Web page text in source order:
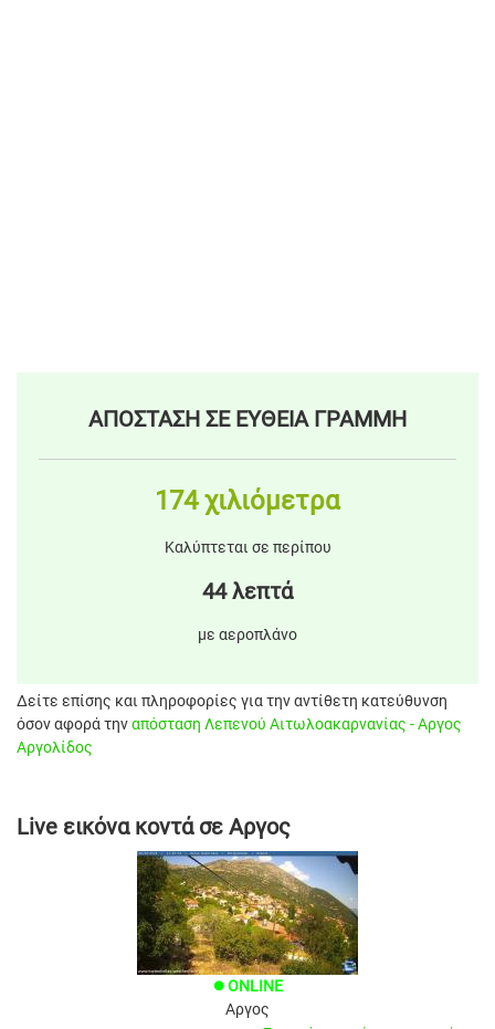
ΑΠΟΣΤΑΣΗ ΣΕ ΕΥΘΕΙΑ ΓΡΑΜΜΗ
174 χιλιόμετρα
Καλύπτεται σε περίπου
44 λεπτά
με αεροπλάνο
Δείτε επίσης και πληροφορίες για την αντίθετη κατεύθυνση
όσον αφορά τηναπόσταση Λεπενού Αιτωλοακαρνανίας - Αργος
Αργολίδος
Live εικόνα κοντά σε Αργος
brightness_1 ONLINE
Αργος